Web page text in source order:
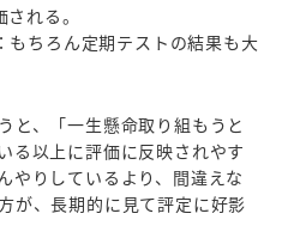
れる。
：もちろん定期テストの結果も大
と、「一生懸命取り組もうと
る以上に評価に反映されやす
やりしているより、間違えな
が、長期的に見て評定に好影